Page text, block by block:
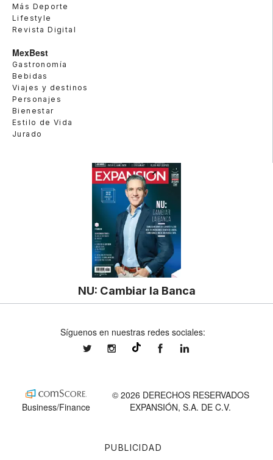
Más Deporte
Lifestyle
Revista Digital
MexBest
Gastronomía
Bebidas
Viajes y destinos
Personajes
Bienestar
Estilo de Vida
Jurado
NU: Cambiar la Banca
PUBLICIDAD
Síguenos en nuestras redes sociales:
expansionmxexpansionmx ExpansionMex
Business/Finance
© 2026 DERECHOS RESERVADOS
EXPANSIÓN, S.A. DE C.V.